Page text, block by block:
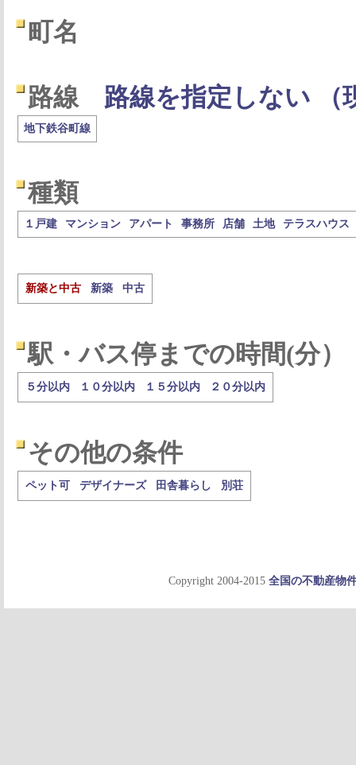
町名
路線 路線を指定しない （
地下鉄谷町線
種類
１戸建 マンション アパート 事務所 店舗 土地 テラスハウス
新築と中古 新築 中古
駅・バス停までの時間(分）
５分以内 １０分以内 １５分以内 ２０分以内
その他の条件
ペット可 デザイナーズ 田舎暮らし 別荘
Copyright 2004-2015 全国の不動産物